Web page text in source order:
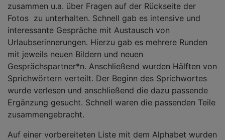
zusammen u.a. über Fragen auf der Rückseite der
Fotos zu unterhalten. Schnell gab es intensive und
interessante Gespräche mit Austausch von
Urlaubserinnerungen. Hierzu gab es mehrere Runden
mit jeweils neuen Bildern und neuen
Gesprächspartner*n. Anschließend wurden Hälften von
Sprichwörtern verteilt. Der Beginn des Sprichwortes
wurde verlesen und anschließend die dazu passende
Ergänzung gesucht. Schnell waren die passenden Teile
zusammengebracht.
Auf einer vorbereiteten Liste mit dem Alphabet wurden